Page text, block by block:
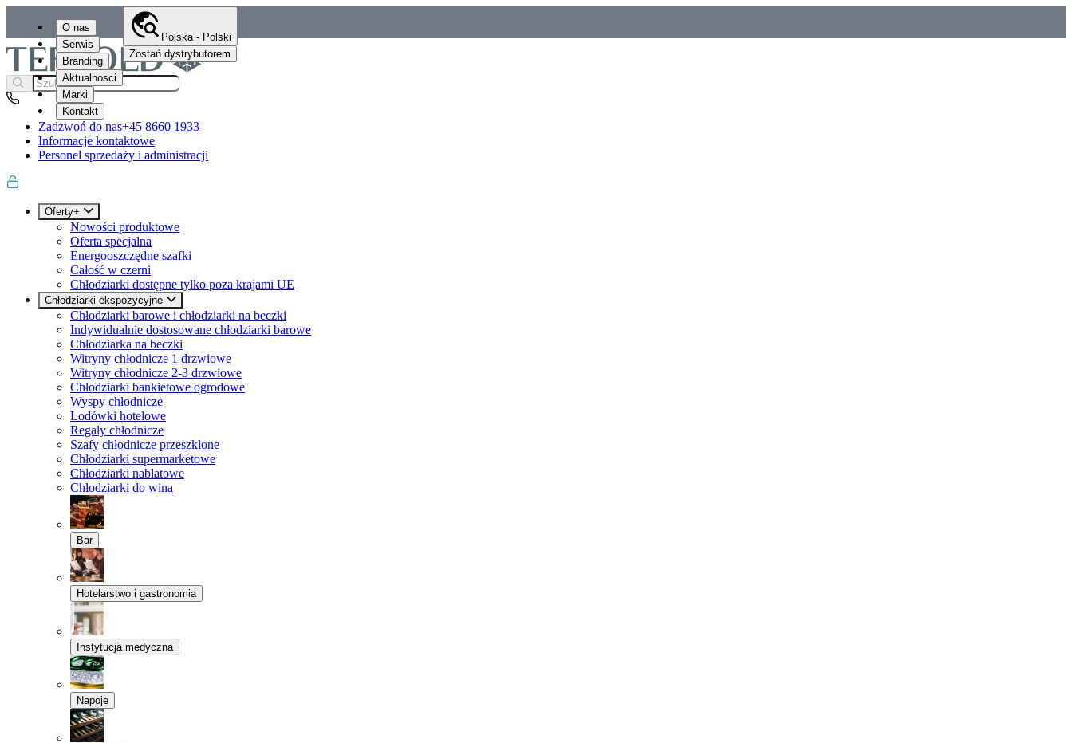
O nas
Serwis
Branding
Aktualnosci
Marki
Kontakt
Polska - Polski
Zostań dystrybutorem
Zadzwoń do nas+45 8660 1933
Informacje kontaktowe
Personel sprzedaży i administracji
Oferty+
Nowości produktowe
Oferta specjalna
Energooszczędne szafki
Całość w czerni
Chłodziarki dostępne tylko poza krajami UE
Chłodziarki ekspozycyjne
Chłodziarki barowe i chłodziarki na beczki
Indywidualnie dostosowane chłodziarki barowe
Chłodziarka na beczki
Witryny chłodnicze 1 drzwiowe
Witryny chłodnicze 2-3 drzwiowe
Chłodziarki bankietowe ogrodowe
Wyspy chłodnicze
Lodówki hotelowe
Regały chłodnicze
Szafy chłodnicze przeszklone
Chłodziarki supermarketowe
Chłodziarki nablatowe
Chłodziarki do wina
Bar
Hotelarstwo i gastronomia
Instytucja medyczna
Napoje